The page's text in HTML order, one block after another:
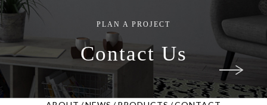
PLAN A PROJECT
Contact Us